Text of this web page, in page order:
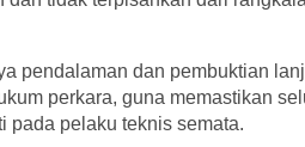
pendalaman dan pembuktian
perkara, guna memastikan
pada pelaku teknis semata.